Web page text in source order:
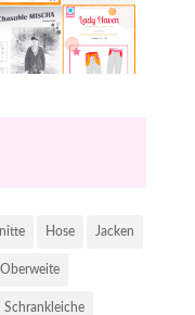
Hose Jacken
Oberweite
Schrankleiche